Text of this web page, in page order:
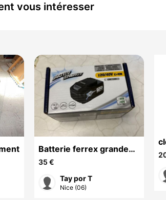
vous intéresser
Batterie ferrex grande
capacité, 20/40v
35 €
Tay por T
Nice (06)